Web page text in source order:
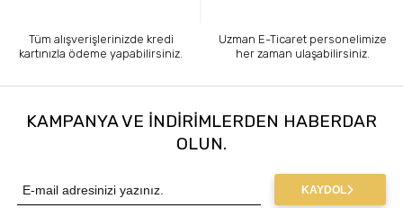
Tüm alışverişlerinizde kredi
kartınızla ödeme yapabilirsiniz.
Uzman E-Ticaret personelimize
her zaman ulaşabilirsiniz.
KAMPANYA VE INDIRIMLERDEN HABERDAR
OLUN.
KAYDOL